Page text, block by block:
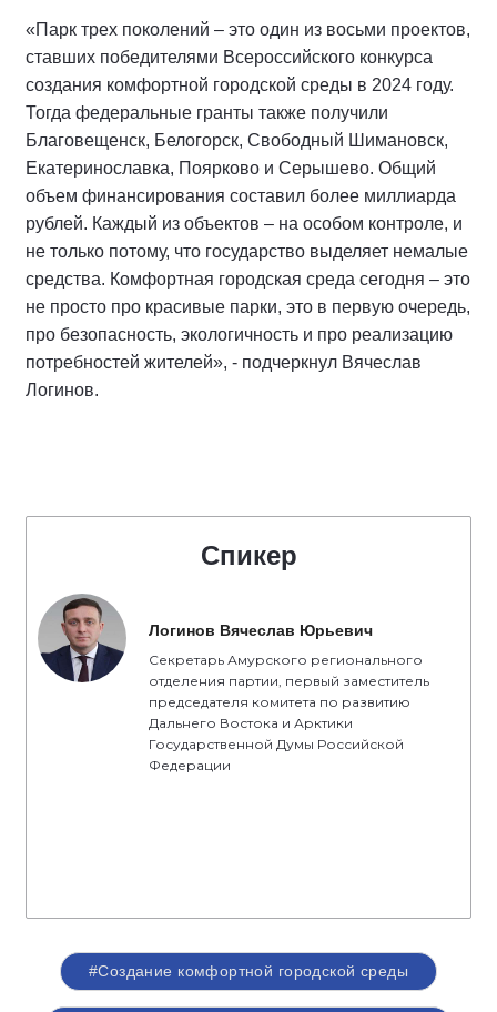
«Парк трех поколений – это один из восьми проектов,
ставших победителями Всероссийского конкурса
создания комфортной городской среды в 2024 году.
Тогда федеральные гранты также получили
Благовещенск, Белогорск, Свободный Шимановск,
Екатеринославка, Поярково и Серышево. Общий
объем финансирования составил более миллиарда
рублей. Каждый из объектов – на особом контроле, и
не только потому, что государство выделяет немалые
средства. Комфортная городская среда сегодня – это
не просто про красивые парки, это в первую очередь,
про безопасность, экологичность и про реализацию
потребностей жителей», - подчеркнул Вячеслав
Логинов.
Спикер
Логинов Вячеслав Юрьевич
Секретарь Амурского регионального
отделения партии, первый заместитель
председателя комитета по развитию
Дальнего Востока и Арктики
Государственной Думы Российской
Федерации
#Создание комфортной городской среды